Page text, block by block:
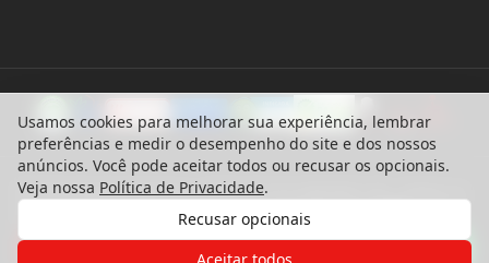
© 2024 Madel Madeiras. CNPJ: 57.314.288/0001-96 - Todos os
Desenvolvido com ♥ porbounceagency
Gostaria de receber o contato de um
Usamos cookies para melhorar sua experiência, lembrar
preferências e medir o desempenho do site e dos nossos
anúncios. Você pode aceitar todos ou recusar os opcionais.
Veja nossa Política de Privacidade.
Recusar opcionais